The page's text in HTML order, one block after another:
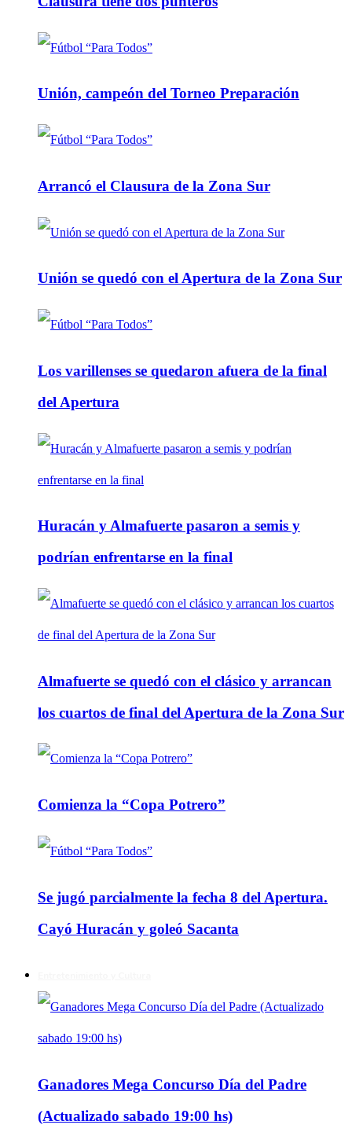
Unión, campeón del Torneo Preparación
Arrancó el Clausura de la Zona Sur
Unión se quedó con el Apertura de la Zona Sur
Los varillenses se quedaron afuera de la final
del Apertura
Huracán y Almafuerte pasaron a semis y
podrían enfrentarse en la final
Almafuerte se quedó con el clásico y arrancan
los cuartos de final del Apertura de la Zona Sur
Comienza la “Copa Potrero”
Se jugó parcialmente la fecha 8 del Apertura.
Cayó Huracán y goleó Sacanta
Ganadores Mega Concurso Día del Padre
(Actualizado sabado 19:00 hs)